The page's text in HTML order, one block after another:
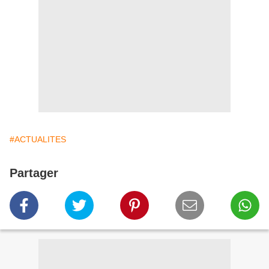
#ACTUALITES
Partager